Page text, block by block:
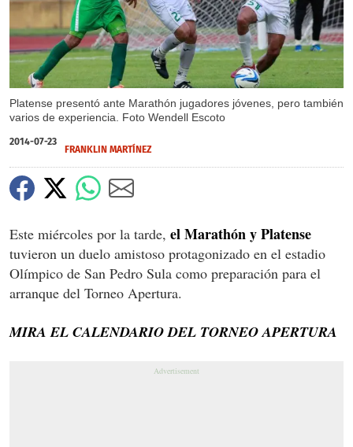
Platense presentó ante Marathón jugadores jóvenes, pero también
varios de experiencia. Foto Wendell Escoto
2014-07-23
FRANKLIN MARTÍNEZ
Este miércoles por la tarde, el Marathón y Platense
tuvieron un duelo amistoso protagonizado en el estadio
Olímpico de San Pedro Sula como preparación para el
arranque del Torneo Apertura.
MIRA EL CALENDARIO DEL TORNEO APERTURA